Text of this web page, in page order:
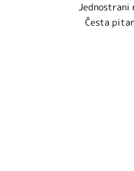
Jednostrani
Česta